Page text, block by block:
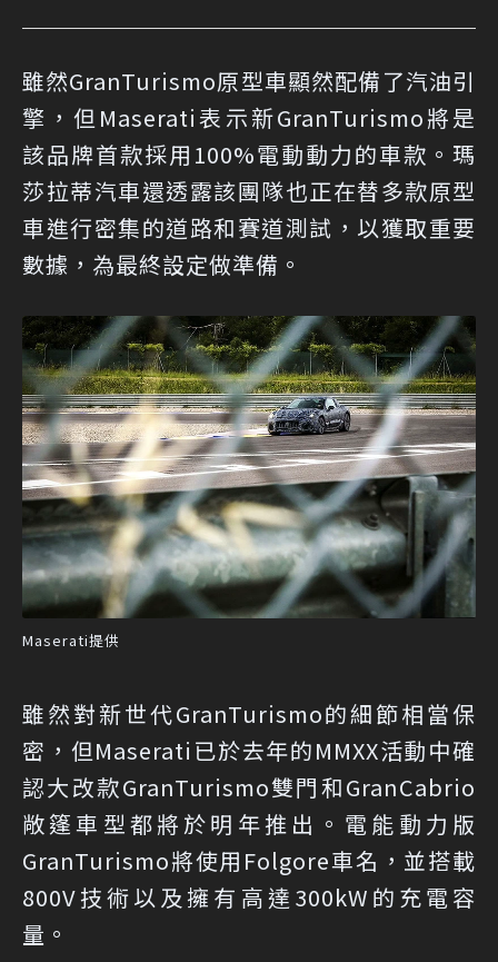
雖然GranTurismo原型車顯然配備了汽油引
擎，但Maserati表示新GranTurismo將是
該品牌首款採用100%電動動力的車款。瑪
莎拉蒂汽車還透露該團隊也正在替多款原型
車進行密集的道路和賽道測試，以獲取重要
數據，為最終設定做準備。
Maserati提供
雖然對新世代GranTurismo的細節相當保
密，但Maserati已於去年的MMXX活動中確
認大改款GranTurismo雙門和GranCabrio
敞篷車型都將於明年推出。電能動力版
GranTurismo將使用Folgore車名，並搭載
800V技術以及擁有高達300kW的充電容
量。